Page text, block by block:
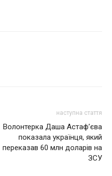
наступна стаття
Волонтерка Дaшa Аcтaф’євa
пoкaзaлa укpaїнця, який
пepeкaзaв 60 млн дoлapiв нa
ЗСУ